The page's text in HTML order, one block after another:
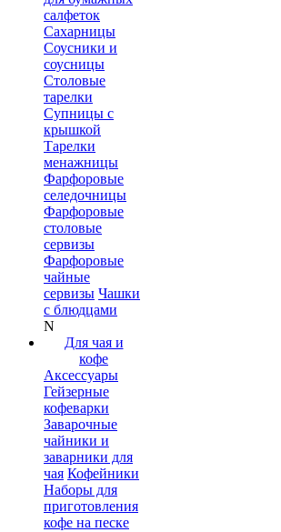
салфеток
Сахарницы
Соусники и
соусницы
Столовые
тарелки
Супницы с
крышкой
Тарелки
менажницы
Фарфоровые
селедочницы
Фарфоровые
столовые
сервизы
Фарфоровые
чайные
сервизы Чашки
с блюдцами
N
Для чая и
кофе
Аксессуары
Гейзерные
кофеварки
Заварочные
чайники и
заварники для
чая Кофейники
Наборы для
приготовления
кофе на песке